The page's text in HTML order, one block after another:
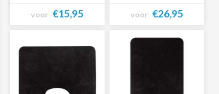
voor €15,95 voor €26,95
Bekijk product